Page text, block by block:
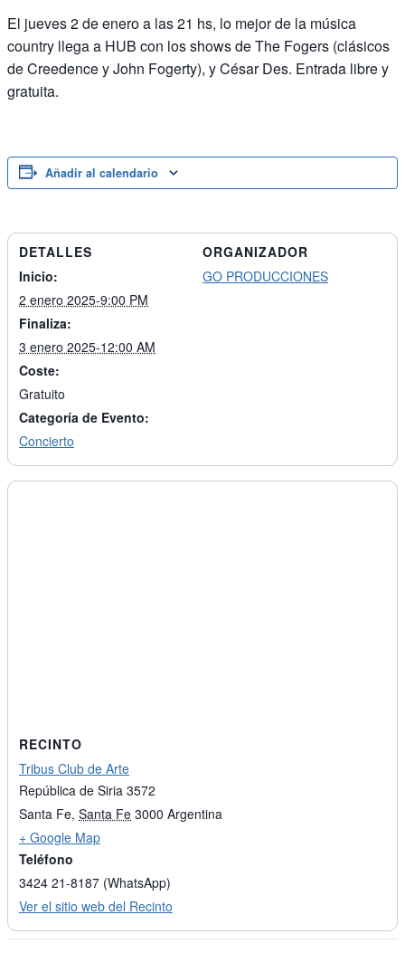
El jueves 2 de enero a las 21 hs, lo mejor de la música
country llega a HUB con los shows de The Fogers (clásicos
de Creedence y John Fogerty), y César Des. Entrada libre y
gratuita.
Añadir al calendario
DETALLES
Inicio:
2 enero 2025-9:00 PM
Finaliza:
3 enero 2025-12:00 AM
Coste:
Gratuito
Categoría de Evento:
Concierto
ORGANIZADOR
GO PRODUCCIONES
RECINTO
Tribus Club de Arte
República de Siria 3572
Santa Fe, Santa Fe 3000 Argentina
+ Google Map
Teléfono
3424 21-8187 (WhatsApp)
Ver el sitio web del Recinto